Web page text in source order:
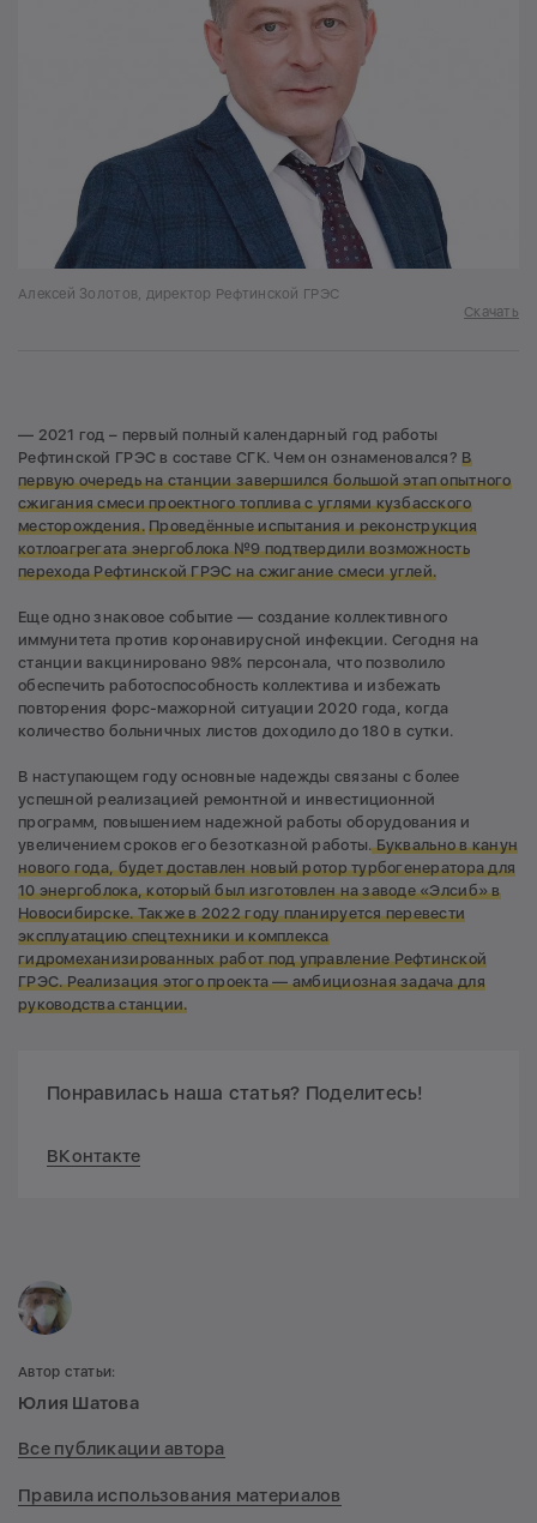
Алексей Золотов, директор Рефтинской ГРЭС
Скачать
— 2021 год – первый полный календарный год работы
Рефтинской ГРЭС в составе СГК. Чем он ознаменовался?В
первую очередь на станции завершился большой этап опытного
сжигания смеси проектного топлива с углями кузбасского
месторождения. Проведённые испытания и реконструкция
котлоагрегата энергоблока №9 подтвердили возможность
перехода Рефтинской ГРЭС на сжигание смеси углей.
Еще одно знаковое событие — создание коллективного
иммунитета против коронавирусной инфекции. Сегодня на
станции вакцинировано 98% персонала, что позволило
обеспечить работоспособность коллектива и избежать
повторения форс-мажорной ситуации 2020 года, когда
количество больничных листов доходило до 180 в сутки.
В наступающем году основные надежды связаны с более
успешной реализацией ремонтной и инвестиционной
программ, повышением надежной работы оборудования и
увеличением сроков его безотказной работы.Буквально в канун
нового года, будет доставлен новый ротор турбогенератора для
10 энергоблока, который был изготовлен на заводе «Элсиб» в
Новосибирске. Также в 2022 году планируется перевести
эксплуатацию спецтехники и комплекса
гидромеханизированных работ под управление Рефтинской
ГРЭС. Реализация этого проекта — амбициозная задача для
руководства станции.
Понравилась наша статья? Поделитесь!
ВКонтакте
Автор статьи:
Юлия Шатова
Все публикации автора
Правила использования материалов